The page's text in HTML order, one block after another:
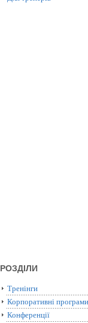
РОЗДІЛИ
Тренінги
Корпоративні програми
Конференції